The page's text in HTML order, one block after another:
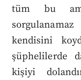
tüm bu
kendisini
şüphelilerde
kişiyi